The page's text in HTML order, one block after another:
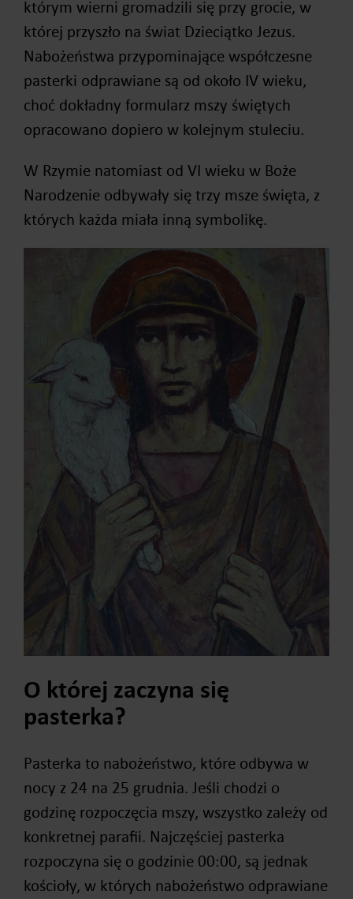
którym wierni gromadzili się przy grocie, w
której przyszło na świat Dzieciątko Jezus.
Nabożeństwa przypominające współczesne
pasterki odprawiane są od około IV wieku,
choć dokładny formularz mszy świętych
opracowano dopiero w kolejnym stuleciu.
W Rzymie natomiast od VI wieku w Boże
Narodzenie odbywały się trzy msze święta, z
których każda miała inną symbolikę.
O której zaczyna się
pasterka?
Pasterka to nabożeństwo, które odbywa w
nocy z 24 na 25 grudnia. Jeśli chodzi o
godzinę rozpoczęcia mszy, wszystko zależy od
konkretnej parafii. Najczęściej pasterka
rozpoczyna się o godzinie 00:00, są jednak
kościoły, w których nabożeństwo odprawiane